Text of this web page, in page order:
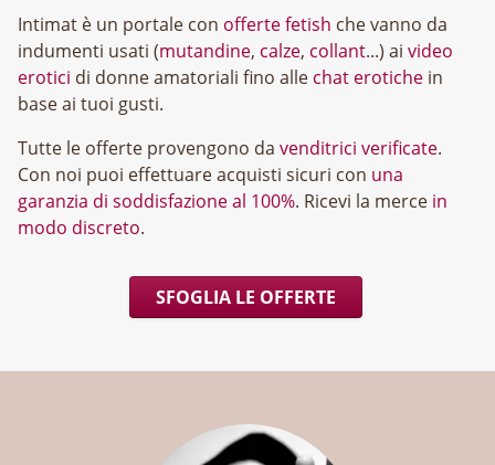
Intimat è un portale con offerte fetish che vanno da
indumenti usati (mutandine, calze, collant...) ai video
erotici di donne amatoriali fino alle chat erotiche in
base ai tuoi gusti.
Tutte le offerte provengono da venditrici verificate.
Con noi puoi effettuare acquisti sicuri con una
garanzia di soddisfazione al 100%. Ricevi la merce in
modo discreto.
SFOGLIA LE OFFERTE